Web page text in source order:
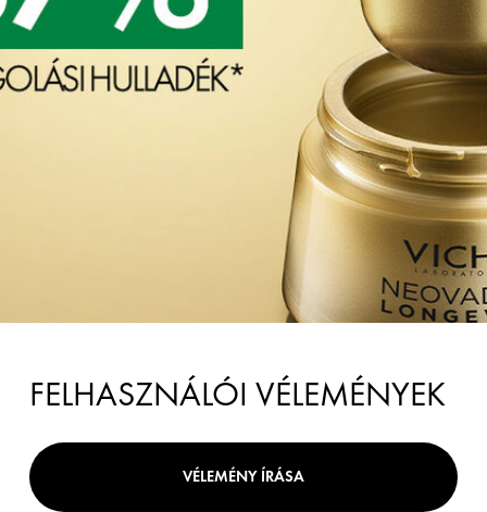
FELHASZNÁLÓI VÉLEMÉNYEK
VÉLEMÉNY ÍRÁSA